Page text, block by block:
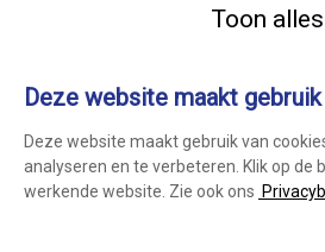
Deze website maakt
Deze website maakt gebruik van
analyseren en te verbeteren. Klik op de
werkende website. Zie ook ons
Toon alles
Computerhulp Midden-
3601 HW